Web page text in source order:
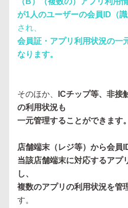
が1人のユーザーの会員ID（
され、
会員証・アプリ利用状況の一
なります。
そのほか、
ICチップ等、非接
の利用状況も
一元管理することができます。
店舗端末（レジ等）から会員
当該店舗端末に対応するアプ
し、
複数のアプリの利用状況を管
す。